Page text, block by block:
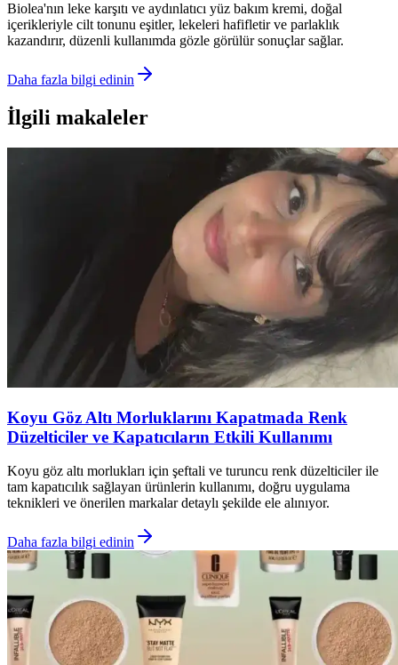
Biolea'nın leke karşıtı ve aydınlatıcı yüz bakım kremi, doğal
içerikleriyle cilt tonunu eşitler, lekeleri hafifletir ve parlaklık
kazandırır, düzenli kullanımda gözle görülür sonuçlar sağlar.
Daha fazla bilgi edinin
İlgili makaleler
Koyu Göz Altı Morluklarını Kapatmada Renk
Düzelticiler ve Kapatıcıların Etkili Kullanımı
Koyu göz altı morlukları için şeftali ve turuncu renk düzelticiler ile
tam kapatıcılık sağlayan ürünlerin kullanımı, doğru uygulama
teknikleri ve önerilen markalar detaylı şekilde ele alınıyor.
Daha fazla bilgi edinin